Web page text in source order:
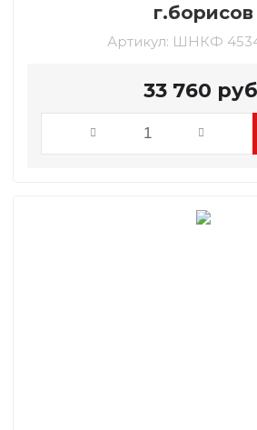
г.борисов
Артикул: ШНКФ
33 760